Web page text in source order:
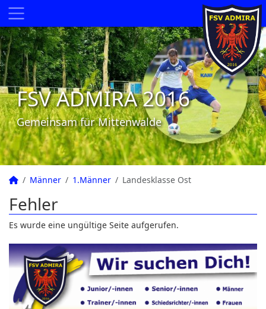
FSV ADMIRA 2016
Gemeinsam für Mittenwalde
Männer 1.Männer Landesklasse Ost
Fehler
Es wurde eine ungültige Seite aufgerufen.